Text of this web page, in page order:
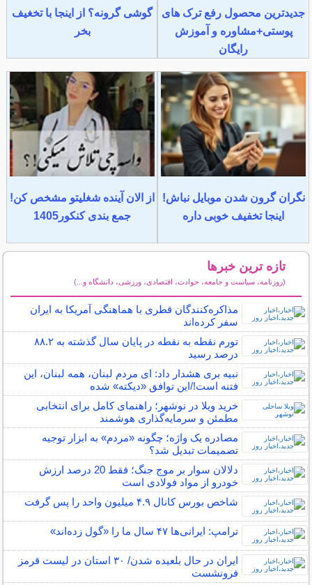
جدیدترین محصول رفع ترک های
پوستی+مشاوره و آموزش
رایگان
گوشی گرونه؟ از اینجا با تخغیف
بخر
نگران گرون شدن موبایل نباش!
اینجا تخفیف خوبی داره
از الان آینده شغلیتو مشخص کن!
جمع بندی کنکور1405
تازه ترین خبرها
(روزنامه، سیاست و جامعه، حوادث، اقتصادی، ورزشی، دانشگاه و...)
مذاکره‌کنندگان قطری با هماهنگی آمریکا به ایران
سفر کرده‌اند
تورم نقطه به نقطه در پایان سال گذشته به ۸۸.۲
درصد رسید
نبیه بری هشدار داد: ای مردم لبنان، همه لبنان، این
فتنه است!/این توافق «دیکته» شده
خرید ویلا در نوشهر؛ راهنمای کامل برای انتخابی
مطمئن و سرمایه‌گذاری هوشمند
مصادره یک واژه؛ چگونه «مردم» به ابزار توجیه
تصمیمات تبدیل شد؟
دلالان سوار بر موج جنگ؛ فقط 20 درصد ارزش
خودرو از مواد فولادی است
شاخص بورس کانال ۴.۹ میلیون واحد را پس گرفت
ترامپ: ایرانی‌ها ۴۷ سال ما را «گول زده‌اند»
ایران در حال بلعیده شدن/ ۳۰ استان در لیست قرمز
فرونشست